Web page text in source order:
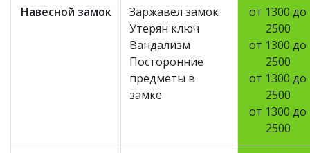
Навесной замок
Заржавел замок
Утерян ключ
Вандализм
Посторонние
предметы в
замке
от 1300 до
2500
от 1300 до
2500
от 1300 до
2500
от 1300 до
2500